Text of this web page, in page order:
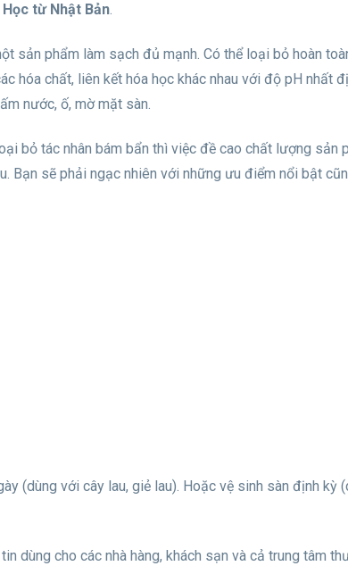
từ Nhật Bản.
sản phẩm làm sạch đủ mạnh. Có thể loại bỏ hoàn
hóa chất, liên kết hóa học khác nhau với độ pH nhất
nước, ố, mờ mặt sàn.
bỏ tác nhân bám bẩn thì việc đề cao chất lượng sản
sẽ phải ngạc nhiên với những ưu điểm nổi bật
(dùng với cây lau, giẻ lau). Hoặc vệ sinh sàn định kỳ
dùng cho các nhà hàng, khách sạn và cả trung tâm